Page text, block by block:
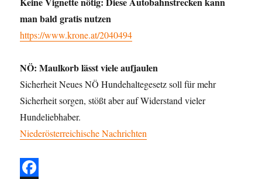
man bald gratis nutzen
https://www.krone.at/2040494
NÖ: Maulkorb lässt viele aufjaulen
Sicherheit Neues NÖ Hundehaltegesetz soll für mehr
Sicherheit sorgen, stößt aber auf Widerstand vieler
Hundeliebhaber.
Niederösterreichische Nachrichten